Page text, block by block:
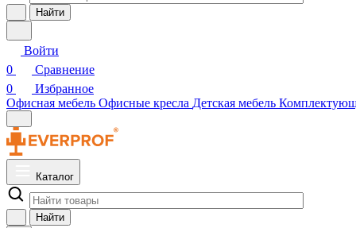
Найти
Войти
0
Сравнение
0
Избранное
Офисная мебель Офисные кресла Детская мебель
Каталог
Найти